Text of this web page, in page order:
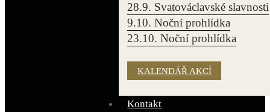
28.9. Svatováclavské slavnosti
9.10. Noční prohlídka
23.10. Noční prohlídka
KALENDÁŘ AKCÍ
Kontakt